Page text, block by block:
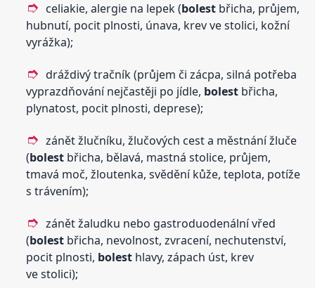
celiakie, alergie na lepek (bolest břicha, průjem,
hubnutí, pocit plnosti, únava, krev ve stolici, kožní
vyrážka);
dráždivý tračník (průjem či zácpa, silná potřeba
vyprazdňování nejčastěji po jídle, bolest břicha,
plynatost, pocit plnosti, deprese);
zánět žlučníku, žlučových cest a městnání žluče
(bolest břicha, bělavá, mastná stolice, průjem,
tmavá moč, žloutenka, svědění kůže, teplota, potíže
s trávením);
zánět žaludku nebo gastroduodenální vřed
(bolest břicha, nevolnost, zvracení, nechutenství,
pocit plnosti, bolest hlavy, zápach úst, krev
ve stolici);